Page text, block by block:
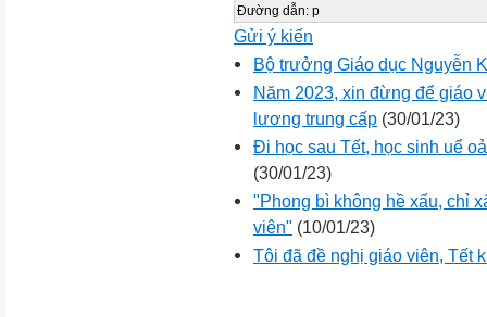
Đường dẫn: p
Gửi ý kiến
Bộ trưởng Giáo dục Nguyễn
Năm 2023, xin đừng để giáo
lương trung cấp (30/01/23)
Đi học sau Tết, học sinh uể
(30/01/23)
"Phong bì không hề xấu, chỉ
viên" (10/01/23)
Tôi đã đề nghị giáo viên, Tết